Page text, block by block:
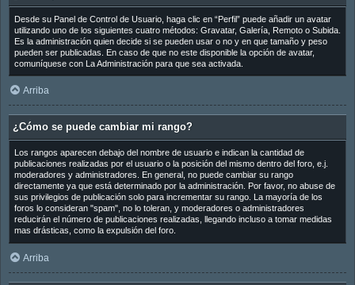
Desde su Panel de Control de Usuario, haga clic en “Perfil” puede añadir un avatar
utilizando uno de los siguientes cuatro métodos: Gravatar, Galería, Remoto o Subida.
Es la administración quien decide si se pueden usar o no y en que tamaño y peso
pueden ser publicadas. En caso de que no este disponible la opción de avatar,
comuníquese con La Administración para que sea activada.
Arriba
¿Cómo se puede cambiar mi rango?
Los rangos aparecen debajo del nombre de usuario e indican la cantidad de
publicaciones realizadas por el usuario o la posición del mismo dentro del foro, e.j.
moderadores y administradores. En general, no puede cambiar su rango
directamente ya que está determinado por la administración. Por favor, no abuse de
sus privilegios de publicación solo para incrementar su rango. La mayoría de los
foros lo consideran "spam", no lo toleran, y moderadores o administradores
reducirán el número de publicaciones realizadas, llegando incluso a tomar medidas
mas drásticas, como la expulsión del foro.
Arriba